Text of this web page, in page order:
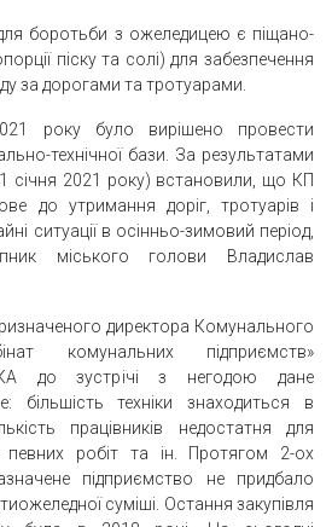
боротьби з ожеледицею є піщано-
піску та солі) для забезпечення
за дорогами та тротуарами.
року було вирішено провести
технічної бази. За результатами
січня 2021 року) встановили, що КП
до утримання доріг, тротуарів і
ситуації в осінньо-зимовий період,
міського голови Владислав
директора Комунального
комунальних підприємств»
до зустрічі з негодою дане
більшість техніки знаходиться в
працівників недостатня для
робіт та ін. Протягом 2-ох
підприємство не придбало
суміші. Остання закупівля